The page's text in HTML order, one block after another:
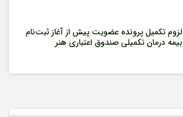
لزوم تکمیل پرونده عضویت پیش از آغاز ثبت‌نام
بیمه درمان تکمیلی صندوق اعتباری هنر